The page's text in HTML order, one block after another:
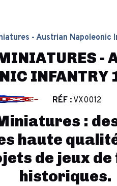
- Austrian Napoleonic
-
INFANTRY
RÉF : VX0012
:
haute
de jeux
historiques.